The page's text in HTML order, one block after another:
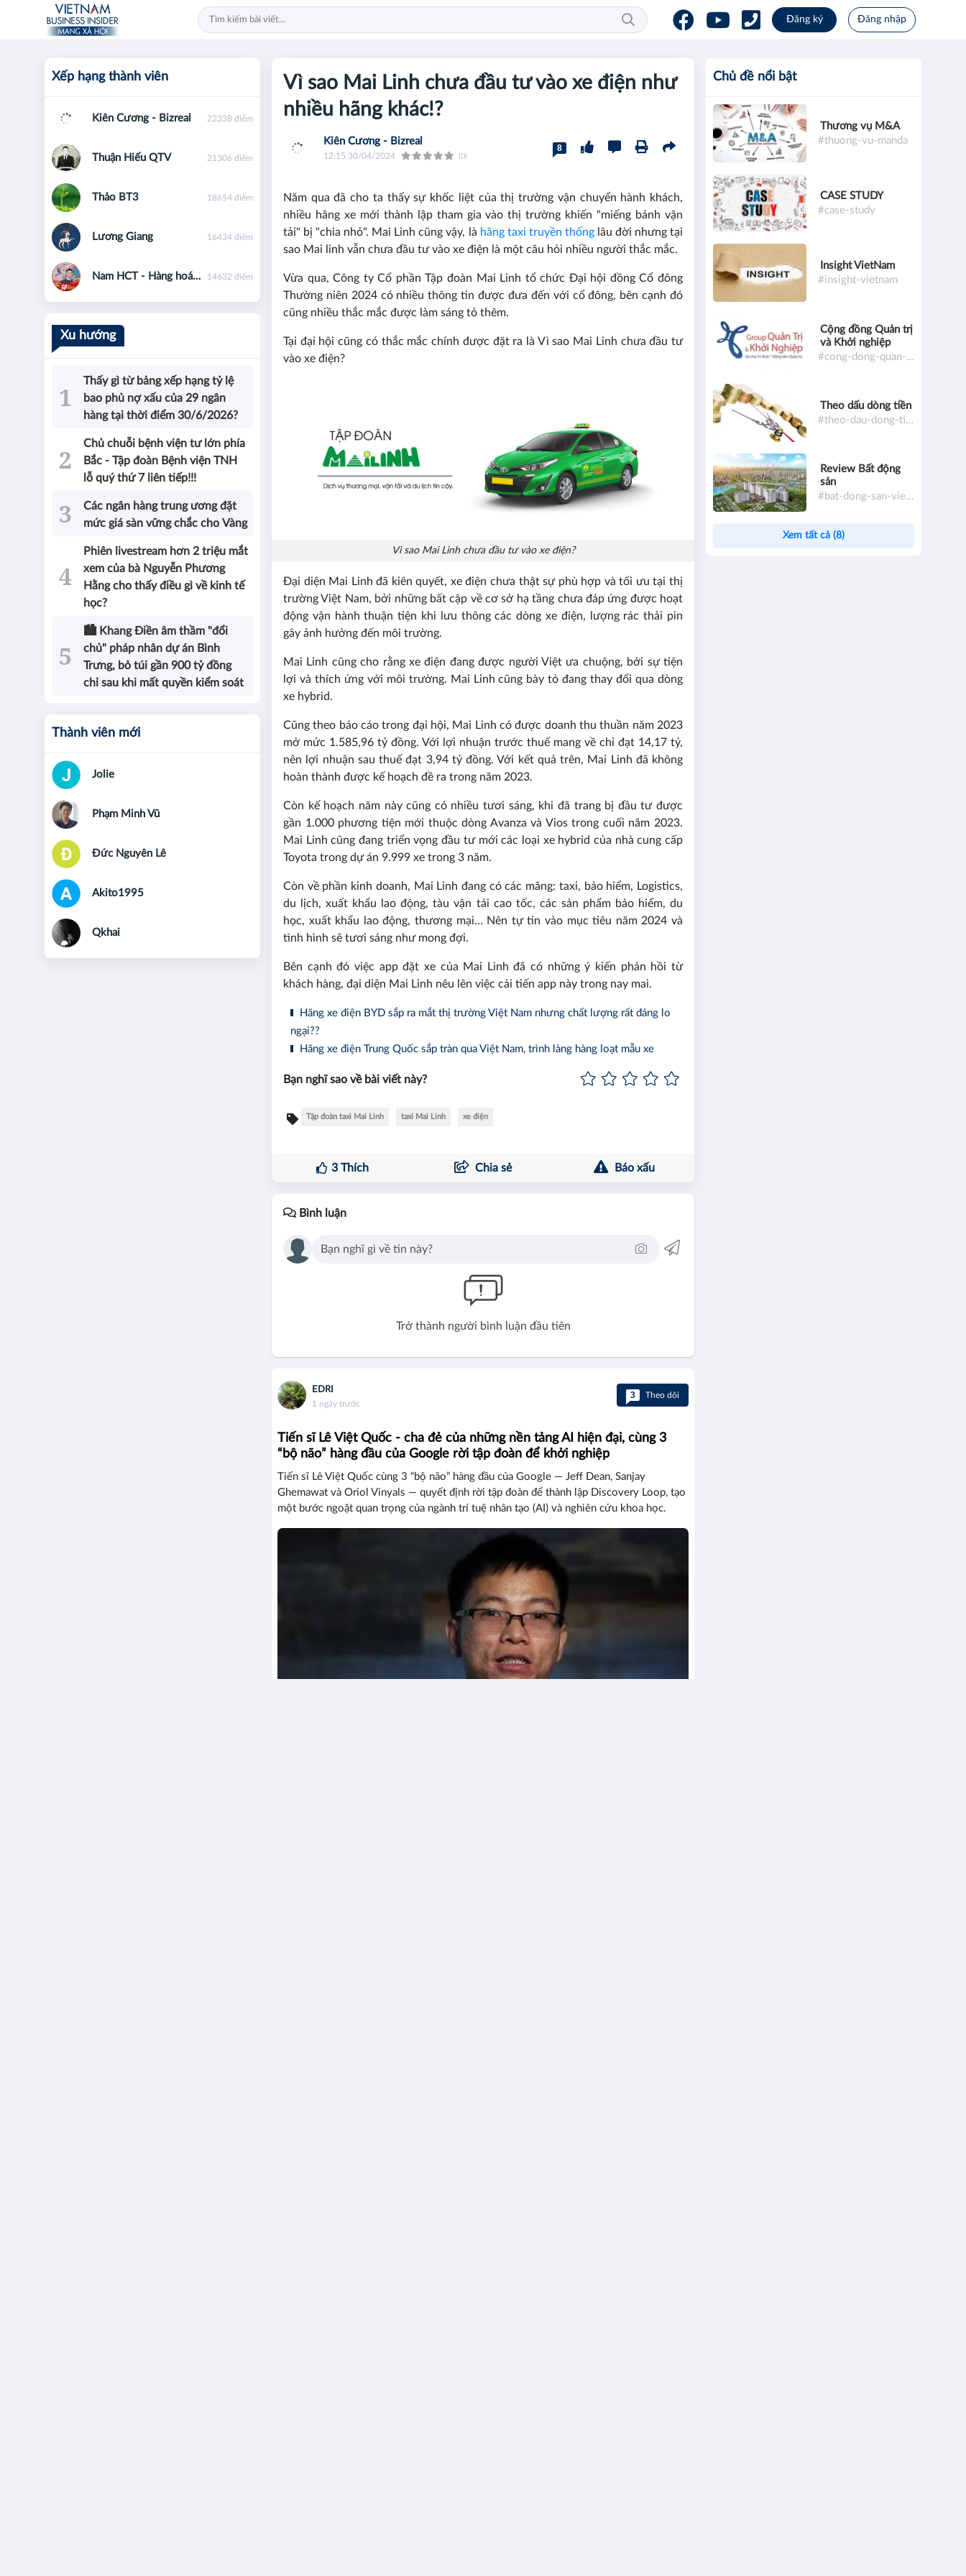
Đăng ký Đăng nhập
Vì sao Mai Linh chưa đầu tư vào xe điện như
nhiều hãng khác!?
Kiên Cương - Bizreal
12:15 30/04/2024 (0)
8
Năm qua đã cho ta thấy sự khốc liệt của thị trường vận chuyển hành khách,
nhiều hãng xe mới thành lập tham gia vào thị trường khiến "miếng bánh vận
tải" bị "chia nhỏ". Mai Linh cũng vậy, là hãng taxi truyền thốnglâu đời nhưng tại
sao Mai linh vẫn chưa đầu tư vào xe điện là một câu hỏi nhiều người thắc mắc.
Vừa qua, Công ty Cổ phần Tập đoàn Mai Linh tổ chức Đại hội đồng Cổ đông
Thường niên 2024 có nhiều thông tin được đưa đến với cổ đông, bên cạnh đó
cũng nhiều thắc mắc được làm sáng tỏ thêm.
Tại đại hội cũng có thắc mắc chính được đặt ra là Vì sao Mai Linh chưa đầu tư
vào xe điện?
Vì sao Mai Linh chưa đầu tư vào xe điện?
Đại diện Mai Linh đã kiên quyết, xe điện chưa thật sự phù hợp và tối ưu tại thị
trường Việt Nam, bởi những bất cập về cơ sở hạ tầng chưa đáp ứng được hoạt
động vận hành thuận tiện khi lưu thông các dòng xe điện, lượng rác thải pin
gây ảnh hưởng đến môi trường.
Mai Linh cũng cho rằng xe điện đang được người Việt ưa chuộng, bởi sự tiện
lợi và thích ứng với môi trường. Mai Linh cũng bày tỏ đang thay đổi qua dòng
xe hybrid.
Cũng theo báo cáo trong đại hội, Mai Linh có được doanh thu thuần năm 2023
mở mức 1.585,96 tỷ đồng. Với lợi nhuận trước thuế mang về chỉ đạt 14,17 tỷ,
nên lợi nhuận sau thuế đạt 3,94 tỷ đồng. Với kết quả trên, Mai Linh đã không
hoàn thành được kế hoạch đề ra trong năm 2023.
Còn kế hoạch năm này cũng có nhiều tươi sáng, khi đã trang bị đầu tư được
gần 1.000 phương tiện mới thuộc dòng Avanza và Vios trong cuối năm 2023.
Mai Linh cũng đang triển vọng đầu tư mới các loại xe hybrid của nhà cung cấp
Toyota trong dự án 9.999 xe trong 3 năm.
Còn về phần kinh doanh, Mai Linh đang có các mãng: taxi, bảo hiểm, Logistics,
du lịch, xuất khẩu lao động, tàu vận tải cao tốc, các sản phẩm bảo hiểm, du
học, xuất khẩu lao động, thương mại… Nên tự tin vào mục tiêu năm 2024 và
tình hình sẽ tươi sáng như mong đợi.
Bên cạnh đó việc app đặt xe của Mai Linh đã có những ý kiến phản hồi từ
khách hàng, đại diện Mai Linh nêu lên việc cải tiến app này trong nay mai.
Hãng xe điện BYD sắp ra mắt thị trường Việt Nam nhưng chất lượng rất đáng lo
ngại??
Hãng xe điện Trung Quốc sắp tràn qua Việt Nam, trình làng hàng loạt mẫu xe
Bạn nghĩ sao về bài viết này?
Tập đoàn taxi Mai Linh taxi Mai Linh xe điện
3Thích Chia sẻ Báo xấu
Bình luận
Trở thành người bình luận đầu tiên
EDRI
1 ngày trước
3 Theo dõi
Tiến sĩ Lê Việt Quốc - cha đẻ của những nền tảng AI hiện đại, cùng 3
“bộ não” hàng đầu của Google rời tập đoàn để khởi nghiệp
Tiến sĩ Lê Việt Quốc cùng 3 “bộ não” hàng đầu của Google — Jeff Dean, Sanjay
Ghemawat và Oriol Vinyals — quyết định rời tập đoàn để thành lập Discovery Loop, tạo
một bước ngoặt quan trọng của ngành trí tuệ nhân tạo (AI) và nghiên cứu khoa học.
Xếp hạng thành viên
Kiên Cương - Bizreal 22338 điểm
Thuận Hiếu QTV 21306 điểm
Thảo BT3 18654 điểm
Lương Giang 16434 điểm
Nam HCT - Hàng hoá phái sinh - 0867091553 14632 điểm
Xu hướng
Thấy gì từ bảng xếp hạng tỷ lệ
bao phủ nợ xấu của 29 ngân
hàng tại thời điểm 30/6/2026?
Chủ chuỗi bệnh viện tư lớn phía
Bắc - Tập đoàn Bệnh viện TNH
lỗ quý thứ 7 liên tiếp!!!
Các ngân hàng trung ương đặt
mức giá sàn vững chắc cho Vàng
Phiên livestream hơn 2 triệu mắt
xem của bà Nguyễn Phương
Hằng cho thấy điều gì về kinh tế
học?
🏙️ Khang Điền âm thầm "đổi
chủ" pháp nhân dự án Bình
Trưng, bỏ túi gần 900 tỷ đồng
chỉ sau khi mất quyền kiểm soát
Thành viên mới
Jolie
Phạm Minh Vũ
Đức Nguyên Lê
Akito1995
Qkhai
Chủ đề nổi bật
Thương vụ M&A
#thuong-vu-manda
CASE STUDY
#case-study
Insight VietNam
#insight-vietnam
Cộng đồng Quản trị
và Khởi nghiệp
#cong-dong-quan-tri-va-khoi-nghiep
Theo dấu dòng tiền
#theo-dau-dong-tien
Review Bất động
sản
#bat-dong-san-viet-nam
Xem tất cả (8)